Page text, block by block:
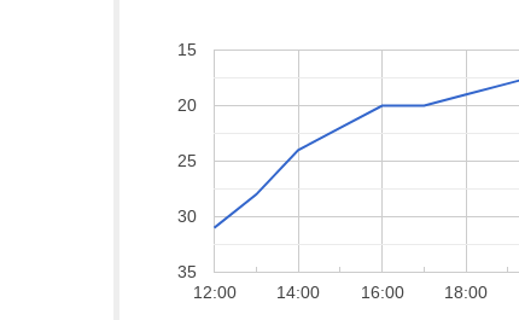
12:00 14:00 16:00 18:00
15
20
25
30
35